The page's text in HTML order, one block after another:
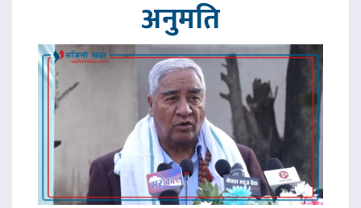
अनुमति